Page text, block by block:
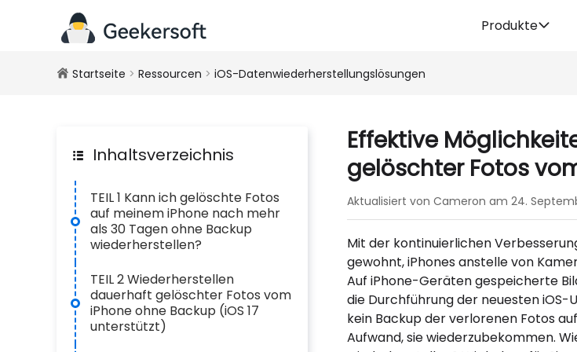
Produkte
Startseite > Ressourcen > iOS-Datenwiederherstellungslösungen
Inhaltsverzeichnis
TEIL 1 Kann ich gelöschte Fotos
auf meinem iPhone nach mehr
als 30 Tagen ohne Backup
wiederherstellen?
TEIL 2 Wiederherstellen
dauerhaft gelöschter Fotos vom
iPhone ohne Backup (iOS 17
unterstützt)
Effektive
gelöschter Fotos
Aktualisiert von Cameron am 24.
Mit der kontinuierlichen
gewohnt, iPhones anstelle von
Auf iPhone-Geräten gespeicherte
die Durchführung der neuesten iOS-
kein Backup der verlorenen Fotos
Aufwand, sie wiederzubekommen.